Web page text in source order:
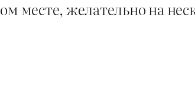
месте, желательно на